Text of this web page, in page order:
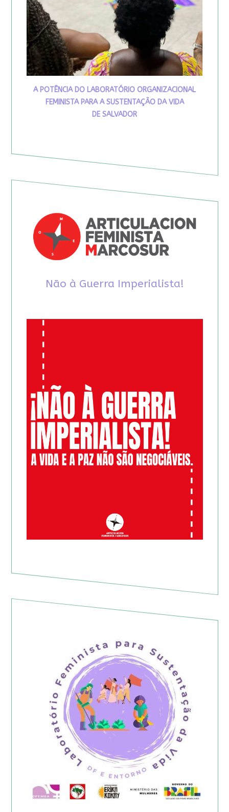
A POTÊNCIA DO LABORATÓRIO ORGANIZACIONAL
FEMINISTA PARA A SUSTENTAÇÃO DA VIDA
DE SALVADOR
Não à Guerra Imperialista!